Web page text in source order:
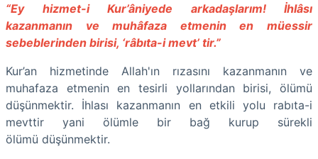
“Ey hizmet-i Kur’âniyede arkadaşlarım! İhlâsı
kazanmanın ve muhâfaza etmenin en müessir
sebeblerinden birisi, ‘râbıta-i mevt’ tir.”
Kur’an hizmetinde Allah'ın rızasını kazanmanın ve
muhafaza etmenin en tesirli yollarından birisi, ölümü
düşünmektir. İhlası kazanmanın en etkili yolu rabıta-i
mevttir yani ölümle bir bağ kurup sürekli
ölümü düşünmektir.